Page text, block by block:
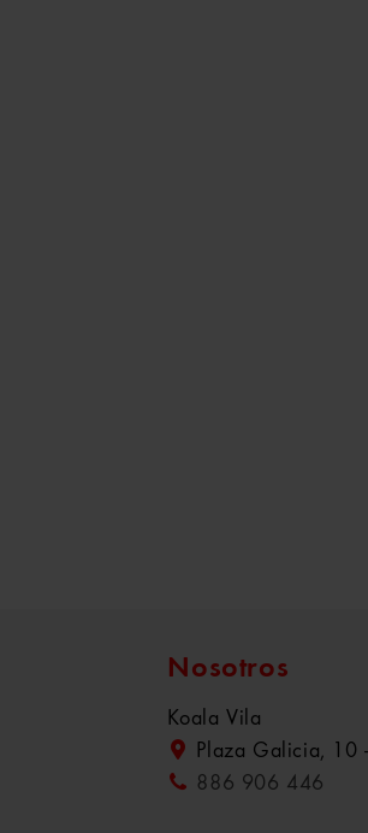
Nosotros
Koala Vila
Plaza Galicia, 10
886 906 446